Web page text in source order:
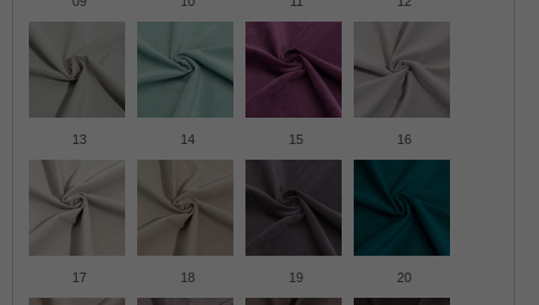
13 14 15 16
17 18 19 20